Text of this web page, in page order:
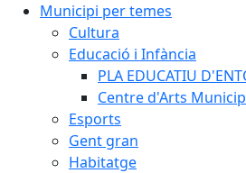
Municipi per temes
Cultura
Educació i Infància
PLA EDUCATIU
Centre d'Arts
Esports
Gent gran
Habitatge